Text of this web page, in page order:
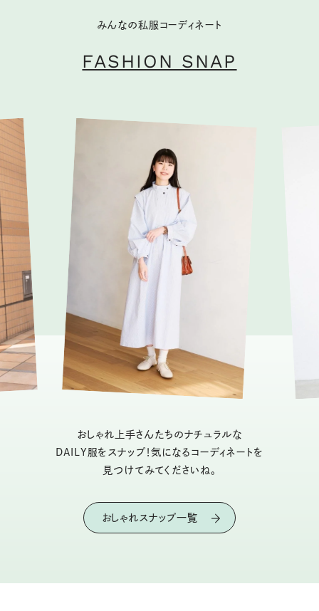
みんなの私服コーディネート
FASHION SNAP
おしゃれ上手さんたちのナチュラルな
DAILY服をスナップ！気になるコーディネートを
見つけてみてくださいね。
おしゃれスナップ一覧